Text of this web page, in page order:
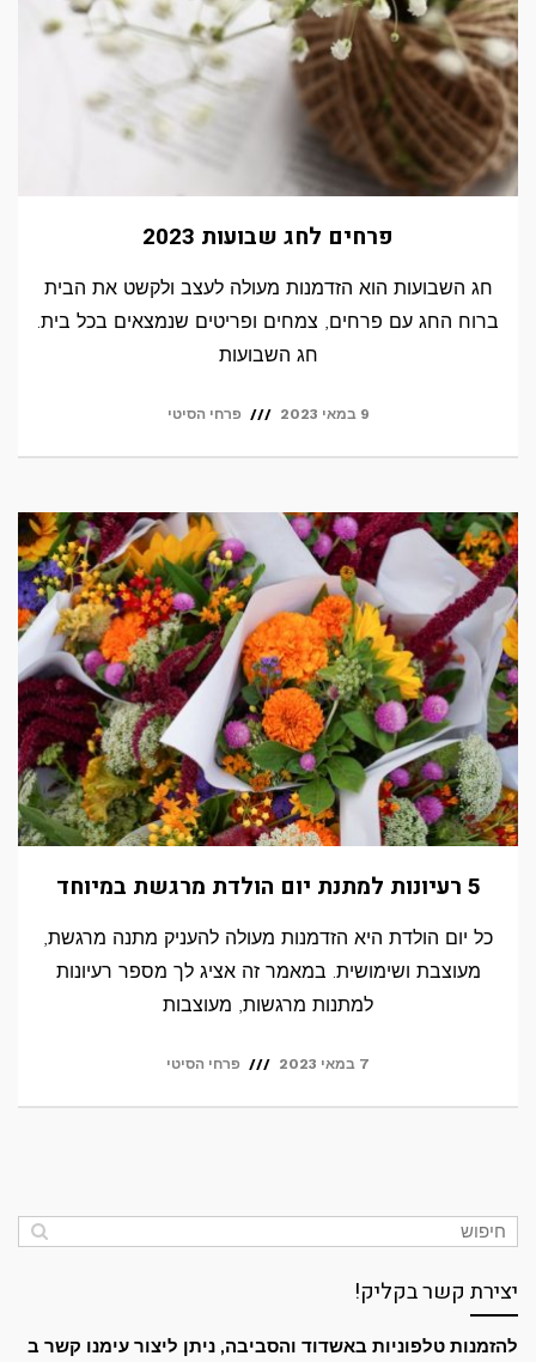
פרחים לחג שבועות 2023
חג השבועות הוא הזדמנות מעולה לעצב ולקשט את הבית
ברוח החג עם פרחים, צמחים ופריטים שנמצאים בכל בית.
חג השבועות
9 במאי 2023 פרחי הסיטי
5 רעיונות למתנת יום הולדת מרגשת במיוחד
כל יום הולדת היא הזדמנות מעולה להעניק מתנה מרגשת,
מעוצבת ושימושית. במאמר זה אציג לך מספר רעיונות
למתנות מרגשות, מעוצבות
7 במאי 2023 פרחי הסיטי
יצירת קשר בקליק!
להזמנות טלפוניות באשדוד והסביבה, ניתן ליצור עימנו קשר ב